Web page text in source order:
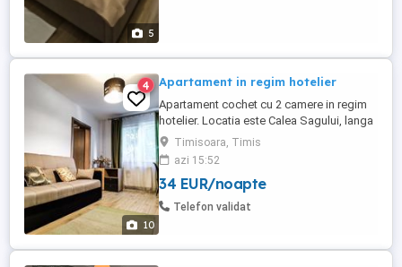
5
10
4 Apartament in regim hotelier
Apartament cochet cu 2 camere in regim
hotelier. Locatia este Calea Sagului, langa
Shopping City Mall. Apartamentul este cu
2 camere, semidecomandat, complet
utilat si mobilat cu stil. Living cu canapea
extensibila si dormitor cu pat matrimonial.
Utilitati: Masina de spalat cu uscator de
Timisoara, Timis
azi 15:52
34 EUR/noapte
Telefon validat